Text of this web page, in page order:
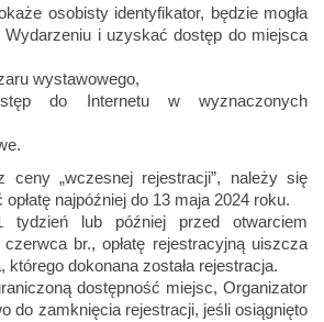
osobisty identyfikator, będzie mogła
Wydarzeniu i uzyskać dostęp do miejsca
wystawowego,
do Internetu w wyznaczonych
ceny „wczesnej rejestracji”, należy się
najpóźniej do 13 maja 2024 roku.
tydzień lub później przed otwarciem
br., opłatę rejestracyjną uiszcza
którego dokonana została rejestracja.
dostępność miejsc, Organizator
do zamknięcia rejestracji, jeśli osiągnięto